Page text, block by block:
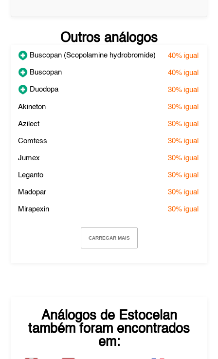
Outros análogos
Buscopan (Scopolamine hydrobromide) 40% igual
Buscopan 40% igual
Duodopa 30% igual
Akineton 30% igual
Azilect 30% igual
Comtess 30% igual
Jumex 30% igual
Leganto 30% igual
Madopar 30% igual
Mirapexin 30% igual
CARREGAR MAIS
Análogos de Estocelan
também foram encontrados
em: